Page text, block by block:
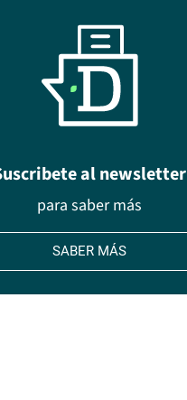
al
para saber más
SABER MÁS